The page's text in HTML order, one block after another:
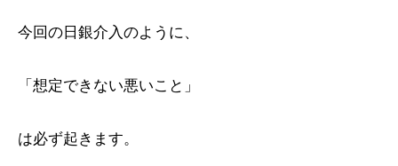
今回の日銀介入のように、
「想定できない悪いこと」
は必ず起きます。